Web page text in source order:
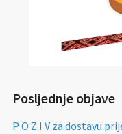
Posljednje objave
P O Z I V za dostavu